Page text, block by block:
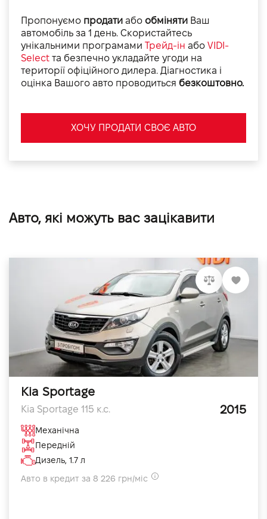
Пропонуємо продати або обміняти Ваш
автомобіль за 1 день. Скористайтесь
унікальними програмами Трейд-ін або VIDI-
Select та безпечно укладайте угоди на
території офіційного дилера. Діагностика і
оцінка Вашого авто проводиться безкоштовно.
ХОЧУ ПРОДАТИ СВОЄ АВТО
Авто, які можуть вас зацікавити
Kia Sportage
Kia Sportage 115 к.с. 2015
Механічна
Передній
Дизель, 1.7 л
Авто в кредит за 8 226 грн/міс